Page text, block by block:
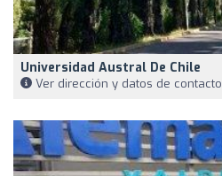
Universidad Austral De Chile
Ver dirección y datos de contacto